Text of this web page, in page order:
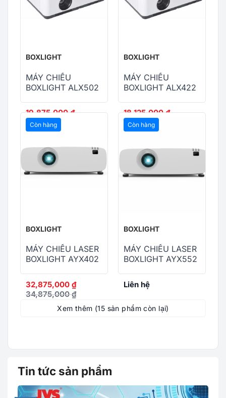
BOXLIGHT
MÁY CHIẾU
BOXLIGHT ALX502
19,875,000₫
21,000,000
BOXLIGHT
MÁY CHIẾU
BOXLIGHT ALX422
18,125,000₫
21,000,000
Còn hàng
BOXLIGHT
MÁY CHIẾU LASER
BOXLIGHT AYX402
32,875,000 ₫
34,875,000₫
Còn hàng
BOXLIGHT
MÁY CHIẾU LASER
BOXLIGHT AYX552
Liên hệ
Xem thêm (15 sản phẩm còn lại)
Tin tức sản phẩm